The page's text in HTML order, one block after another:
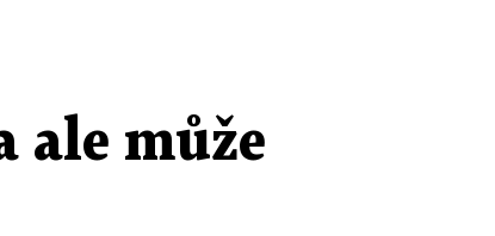
ale může